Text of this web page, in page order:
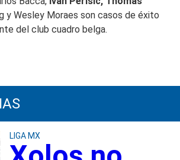
y Wesley Moraes son casos de éxito
del club cuadro belga.
LIGA MX